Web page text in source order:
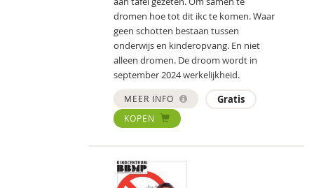
dromen hoe tot dit ikc te komen. Waar
geen schotten bestaan tussen
onderwijs en kinderopvang. En niet
alleen dromen. De droom wordt in
september 2024 werkelijkheid.
MEER INFO Gratis
KOPEN